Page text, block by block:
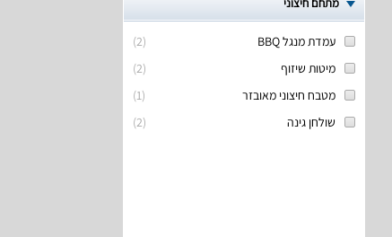
מתחם חיצוני
(
2
)
עמדת מנגל BBQ
(
2
)
מיטות שיזוף
(
1
)
מטבח חיצוני מאובזר
(
2
) שולחן גינה